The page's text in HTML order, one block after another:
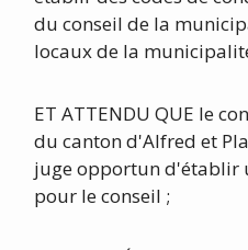
du conseil de la
locaux de la
ET ATTENDU QUE le
du canton d'Alfred et
juge opportun d'établir
pour le conseil ;